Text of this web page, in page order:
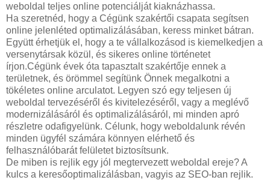
weboldal teljes online potenciálját kiaknázhassa.
Ha szeretnéd, hogy a Cégünk szakértői csapata segítsen
online jelenléted optimalizálásában, keress minket bátran.
Együtt érhetjük el, hogy a te vállalkozásod is kiemelkedjen a
versenytársak közül, és sikeres online történetet
írjon.Cégünk évek óta tapasztalt szakértője ennek a
területnek, és örömmel segítünk Önnek megalkotni a
tökéletes online arculatot. Legyen szó egy teljesen új
weboldal tervezéséről és kivitelezéséről, vagy a meglévő
modernizálásáról és optimalizálásáról, mi minden apró
részletre odafigyelünk. Célunk, hogy weboldalunk révén
minden ügyfél számára könnyen elérhető és
felhasználóbarát felületet biztosítsunk.
De miben is rejlik egy jól megtervezett weboldal ereje? A
kulcs a keresőoptimalizálásban, vagyis az SEO-ban rejlik.